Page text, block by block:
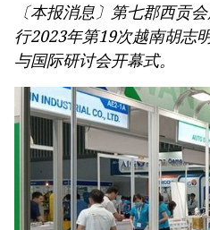
〔本报消息〕第七郡西贡
行2023年第19次越南胡志
与国际研讨会开幕式。